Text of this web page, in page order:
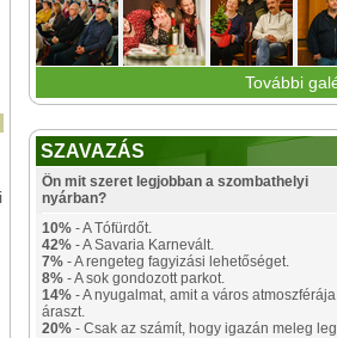
További
SZAVAZÁS
Ön mit szeret legjobban a szombathelyi
nyárban?
10% - A Tófürdőt.
42% - A Savaria Karnevált.
7% - A rengeteg fagyizási lehetőséget.
8% - A sok gondozott parkot.
14% - A nyugalmat, amit a város atmoszférája
áraszt.
20% - Csak az számít, hogy igazán meleg